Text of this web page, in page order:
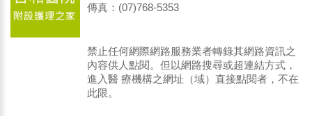
傳真：(07)768-5353
禁止任何網際網路服務業者轉錄其網路資訊之
內容供人點閱。但以網路搜尋或超連結方式，
進入醫 療機構之網址（域）直接點閱者，不在
此限。